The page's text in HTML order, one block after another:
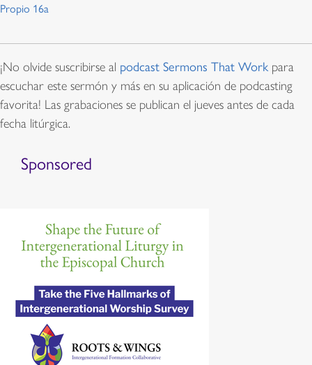
Propio 16a
¡No olvide suscribirse al podcast Sermons That Workpara
escuchar este sermón y más en su aplicación de podcasting
favorita! Las grabaciones se publican el jueves antes de cada
fecha litúrgica.
Sponsored